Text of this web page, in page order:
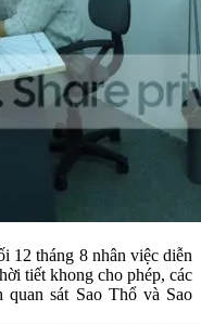
12 tháng 8 nhân việc diễn
tiết khong cho phép, các
quan sát Sao Thổ và Sao